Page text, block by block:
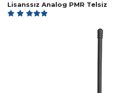
Lisanssız Analog PMR Telsiz